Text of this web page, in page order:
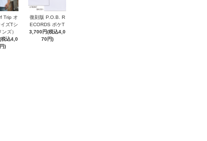
Trip オ
ズTシ
ズ）
込4,0
)
復刻版 P.O.B. R
ECORDS ポケT
3,700円(税込4,0
70円)